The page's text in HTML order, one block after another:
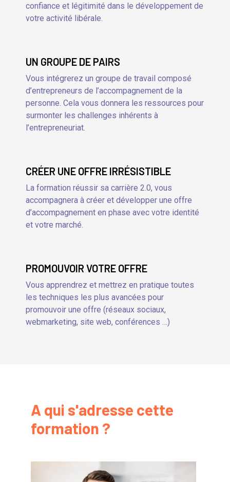
confiance et légitimité dans le développement de
votre activité libérale.
UN GROUPE DE PAIRS
Vous intégrerez un groupe de travail composé
d’entrepreneurs de l’accompagnement de la
personne. Cela vous donnera les ressources pour
surmonter les challenges inhérents à
l’entrepreneuriat.
CRÉER UNE OFFRE IRRÉSISTIBLE
La formation réussir sa carrière 2.0, vous
accompagnera à créer et développer une offre
d’accompagnement en phase avec votre identité
et votre marché.
PROMOUVOIR VOTRE OFFRE
Vous apprendrez et mettrez en pratique toutes
les techniques les plus avancées pour
promouvoir une offre (réseaux sociaux,
webmarketing, site web, conférences …)
A qui s'adresse cette
formation ?